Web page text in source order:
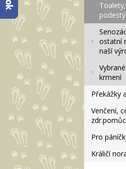
ostatní
naší
krmení
Překážky
Venčení,
Pro
Králičí